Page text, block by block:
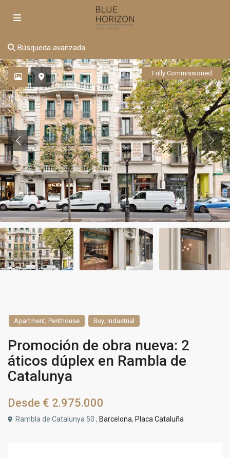
Búsqueda avanzada
Fully Commissioned
Apartment, Penthouse Buy, Industrial
Promoción de obra nueva: 2
áticos dúplex en Rambla de
Catalunya
Desde € 2.975.000
Rambla de Catalunya 50 , Barcelona, Placa Cataluña